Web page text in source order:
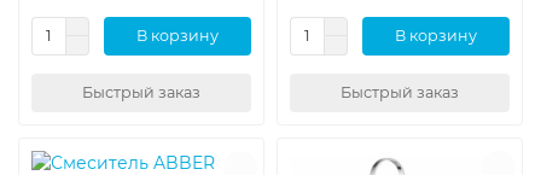
В корзину
Быстрый заказ
В корзину
Быстрый заказ